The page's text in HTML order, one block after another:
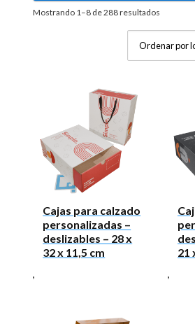
Mostrando 1–8 de 288 resultados
últimos
Cajas para calzado
personalizadas –
deslizables – 28 x
32 x 11,5 cm
21